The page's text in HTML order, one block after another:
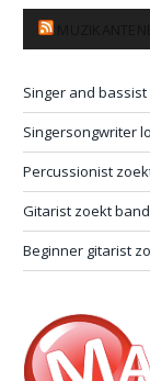
Singer and
Singersongwriter
Percussionist
Gitarist zoekt
Beginner gitarist